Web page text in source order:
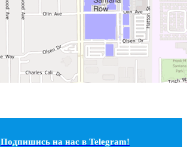
Подпишись на наc в Telegram!